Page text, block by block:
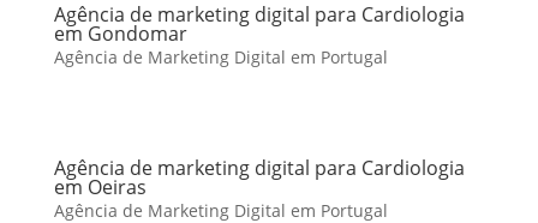
Agência de marketing digital para Cardiologia
em Gondomar
Agência de Marketing Digital em Portugal
Agência de marketing digital para Cardiologia
em Oeiras
Agência de Marketing Digital em Portugal